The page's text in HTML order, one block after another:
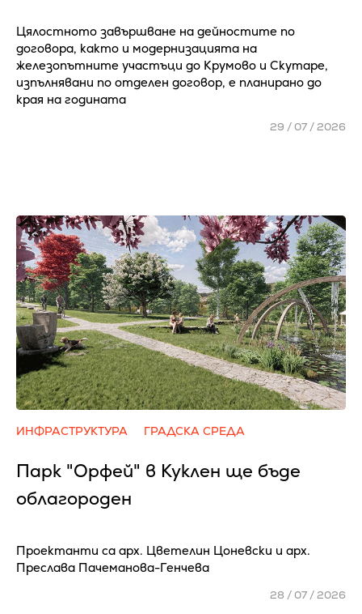
Цялостното завършване на дейностите по
договора, както и модернизацията на
железопътните участъци до Крумово и Скутаре,
изпълнявани по отделен договор, е планирано до
края на годината
29 / 07 / 2026
ИНФРАСТРУКТУРА ГРАДСКА СРЕДА
Парк "Орфей" в Куклен ще бъде
облагороден
Проектанти са арх. Цветелин Цоневски и арх.
Преслава Пачеманова-Генчева
28 / 07 / 2026